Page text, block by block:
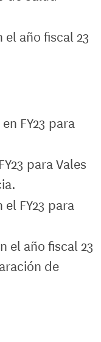
año fiscal 23
FY23 para
para Vales
FY23 para
el año fiscal 23
de